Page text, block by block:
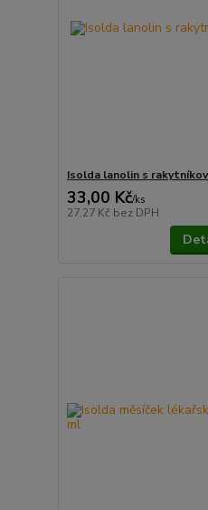
Isolda lanolin s
33,00 Kč/ks
27,27 Kč bez DPH